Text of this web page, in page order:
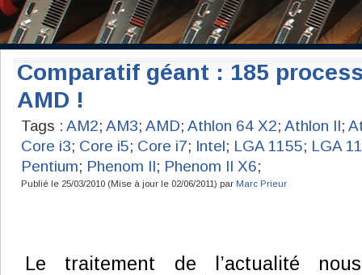
Comparatif géant : 185
AMD !
Tags : AM2; AM3; AMD; Athlon 64 X2; Athlon II;
Core i3; Core i5; Core i7; Intel; LGA 1155; LGA
Pentium; Phenom II; Phenom II X6;
Publié le 25/03/2010 (Mise à jour le 02/06/2011) par Marc Prieur
Le traitement de l’actualité